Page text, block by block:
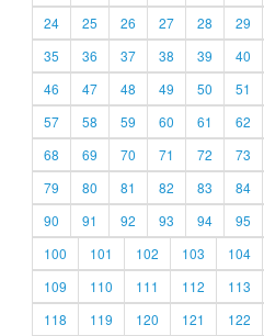
24
25 26 27 28 29
35
36 37 38 39 40
46
47 48 49 50 51
57
58 59 60 61 62
68
69 70 71 72 73
79
80 81 82 83 84
90
91 92 93 94 95
100
101 102 103 104
109
110 111 112 113
118
119 120 121 122